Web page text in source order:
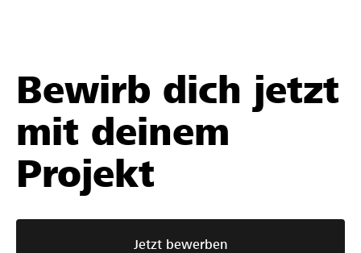
Bewirb dich jetzt
mit deinem
Projekt
Jetzt bewerben